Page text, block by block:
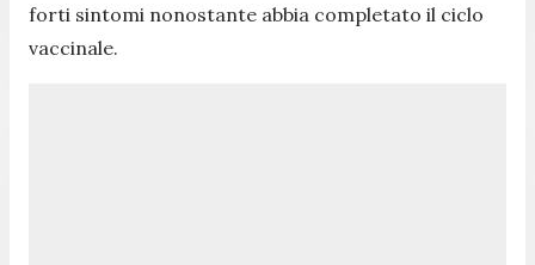
forti sintomi nonostante abbia completato il ciclo
vaccinale.